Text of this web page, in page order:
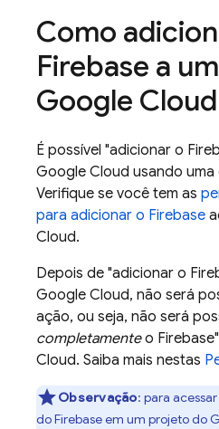
Como
Firebase a
Google Cloud
É possível "adicionar o
Google Cloud usando
Verifique se você tem as
para adicionar o Firebase
Cloud.
Depois de "adicionar o
Google Cloud, não será
ação, ou seja, não será
completamenteo
Cloud. Saiba mais nestas
Observação: para
do Firebase em um projeto do